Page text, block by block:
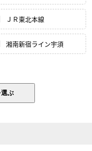
ＪＲ東北本線
湘南新宿ライン宇須